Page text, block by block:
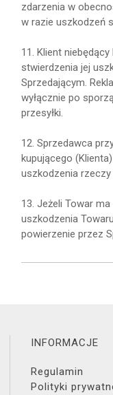
zdarzenia w
w razie uszkodzeń
11. Klient
stwierdzenia jej
Sprzedającym.
wyłącznie po
przesyłki.
12. Sprzedawca
kupującego
uszkodzenia rzeczy
13. Jeżeli Towar
uszkodzenia
powierzenie przez
INFORMACJE
Regulamin
Polityki